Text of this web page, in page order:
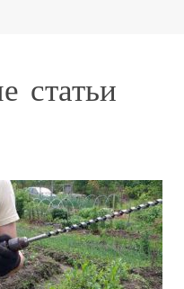
статьи